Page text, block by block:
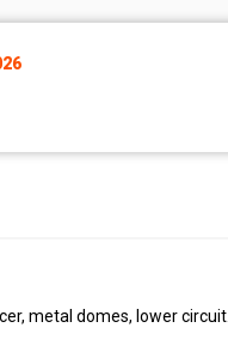
metal domes, lower circuit.